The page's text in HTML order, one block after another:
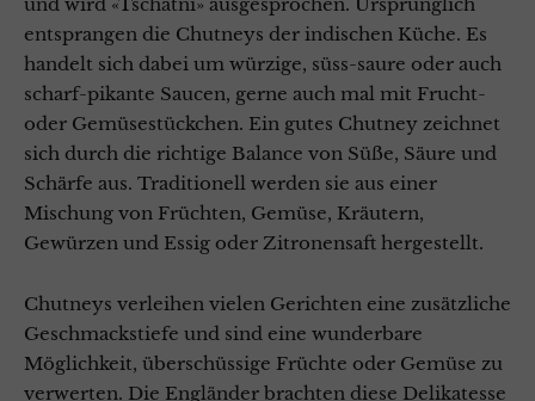
entsprangen die Chutneys der indischen Küche. Es
handelt sich dabei um würzige, süss-saure oder auch
scharf-pikante Saucen, gerne auch mal mit Frucht-
oder Gemüsestückchen. Ein gutes Chutney zeichnet
sich durch die richtige Balance von Süße, Säure und
Schärfe aus. Traditionell werden sie aus einer
Mischung von Früchten, Gemüse, Kräutern,
Gewürzen und Essig oder Zitronensaft hergestellt.
Chutneys verleihen vielen Gerichten eine zusätzliche
Geschmackstiefe und sind eine wunderbare
Möglichkeit, überschüssige Früchte oder Gemüse zu
verwerten. Die Engländer brachten diese Delikatesse